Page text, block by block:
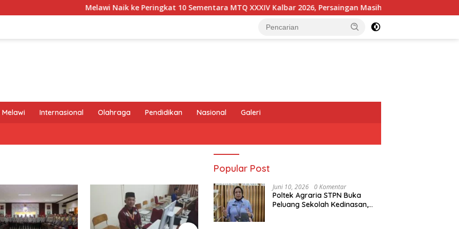
Melawi Naik ke Peringkat 10 Sementara MTQ XXXIV Kalbar 2026, Persaingan Masih Terbuka
Melawi Internasional Olahraga Pendidikan Nasional Galeri
Popular Post
Juni 10, 2026 0 Komentar
Poltek Agraria STPN Buka
Peluang Sekolah Kedinasan,